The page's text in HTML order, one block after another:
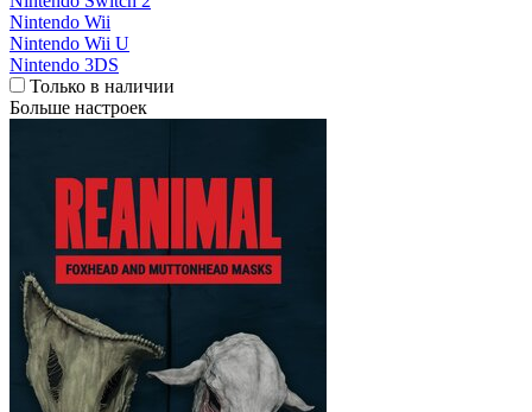
Nintendo Wii
Nintendo Wii U
Nintendo 3DS
Только в наличии
Больше настроек